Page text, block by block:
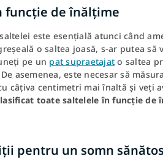
funcție de înălțime
este esențială atunci când
o saltea joasă, s-ar putea
pe un pat supraetajat o saltea
asemenea, este necesar să
câțiva centimetri mai înaltă și veți
toate saltelele în funcție de
pentru un somn sănătos